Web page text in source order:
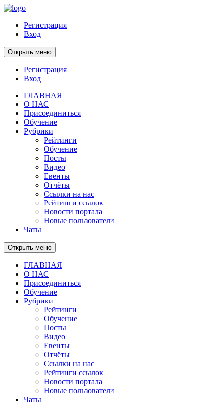
Регистрация
Вход
Открыть меню
Регистрация
Вход
ГЛАВНАЯ
О НАС
Присоединиться
Обучение
Рубрики
Рейтинги
Обучение
Посты
Видео
Евенты
Отчёты
Ссылки на нас
Рейтинги ссылок
Новости портала
Новые пользователи
Чаты
Открыть меню
ГЛАВНАЯ
О НАС
Присоединиться
Обучение
Рубрики
Рейтинги
Обучение
Посты
Видео
Евенты
Отчёты
Ссылки на нас
Рейтинги ссылок
Новости портала
Новые пользователи
Чаты